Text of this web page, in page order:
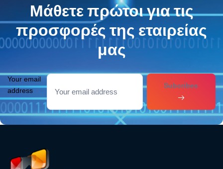
Μάθετε πρώτοι για τις
προσφορές της εταιρείας
μας
Your email
address
Subcribes